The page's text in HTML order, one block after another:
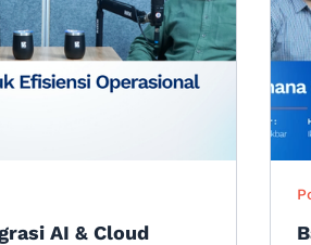
AI & Cloud